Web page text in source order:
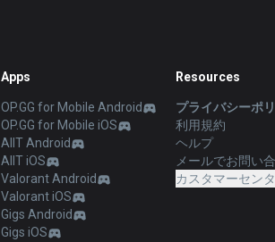
Apps
OP.GG for Mobile Android
OP.GG for Mobile iOS
AllT Android
AllT iOS
Valorant Android
Valorant iOS
Gigs Android
Gigs iOS
Resources
プライバシーポ
利用規約
ヘルプ
メールでお問い
カスタマーセン